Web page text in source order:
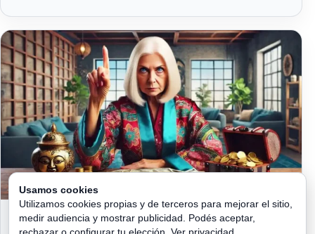
¡CUIDADO! NUNCA GUARDES DINERO
Usamos cookies
Utilizamos cookies propias y de terceros para mejorar el sitio,
medir audiencia y mostrar publicidad. Podés aceptar,